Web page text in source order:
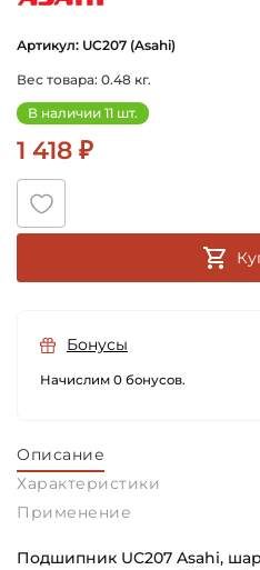
Артикул: UC207 (Asahi)
Вес товара: 0.48 кг.
В наличии 11 шт.
1 418 ₽
Бонусы
Начислим 0 бонусов.
Описание
Характеристики
Применение
Подшипник UC207 Asahi,